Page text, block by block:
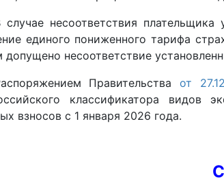
случае несоответствия
единого пониженного тарифа
допущено несоответствие
Правительстваот
классификатора видов
взносов с 1 января 2026 года.